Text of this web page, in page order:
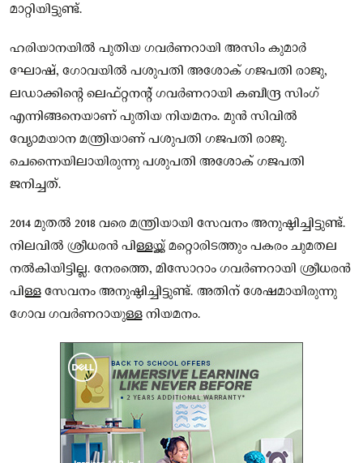
മാറ്റിയിട്ടുണ്ട്.
ഹരിയാനയിൽ പുതിയ ​ഗവർണറായി അസിം കുമാർ
ഘോഷ്, ​ഗോവയിൽ പശുപതി അശോക് ഗജപതി രാജു,
ലഡാക്കിൻ്റെ ലെഫ്റ്റനൻ്റ് ​ഗവർണറായി കബീന്ദ്ര സിം​ഗ്
എന്നിങ്ങനെയാണ് പുതിയ നിയമനം. മുൻ സിവിൽ
വ്യോമയാന മന്ത്രിയാണ് പശുപതി ​ഗജപതി രാജു.
ചെന്നൈയിലായിരുന്നു പശുപതി അശോക് ഗജപതി
ജനിച്ചത്.
2014 മുതൽ 2018 വരെ മന്ത്രിയായി സേവനം അനുഷ്ഠിച്ചിട്ടുണ്ട്.
നിലവിൽ ശ്രീധരൻ പിള്ളയ്ക്ക് മറ്റൊരിടത്തും പകരം ചുമതല
നൽകിയിട്ടില്ല. നേരത്തെ, മിസോറാം ഗവർണറായി ശ്രീധരൻ
പിള്ള സേവനം അനുഷ്ഠിച്ചിട്ടുണ്ട്. അതിന് ശേഷമായിരുന്നു
ഗോവ ഗവർണറായുള്ള നിയമനം.